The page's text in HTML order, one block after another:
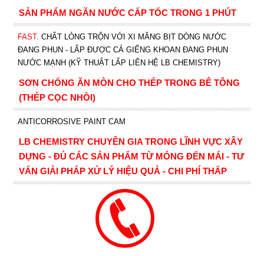
SẢN PHẨM NGĂN NƯỚC CẤP TỐC TRONG 1 PHÚT
FAST. CHẤT LỎNG TRỘN VỚI XI MĂNG BỊT DÒNG NƯỚC
ĐANG PHUN - LẤP ĐƯỢC CẢ GIẾNG KHOAN ĐANG PHUN
NƯỚC MẠNH (KỸ THUẬT LẤP LIÊN HỆ LB CHEMISTRY)
SƠN CHỐNG ĂN MÒN CHO THÉP TRONG BÊ TÔNG
(THÉP CỌC NHỒI)
ANTICORROSIVE PAINT CAM
LB CHEMISTRY CHUYÊN GIA TRONG LĨNH VỰC XÂY
DỰNG - ĐỦ CÁC SẢN PHẨM TỪ MÓNG ĐẾN MÁI - TƯ
VẤN GIẢI PHÁP XỬ LÝ HIỆU QUẢ - CHI PHÍ THẤP